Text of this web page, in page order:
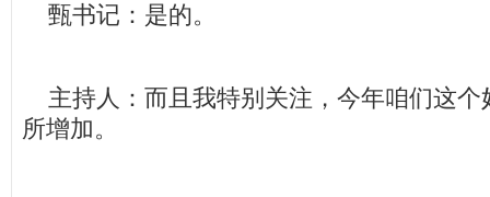
甄书记：是的。
主持人：而且我特别关注，今年咱们这个
所增加。